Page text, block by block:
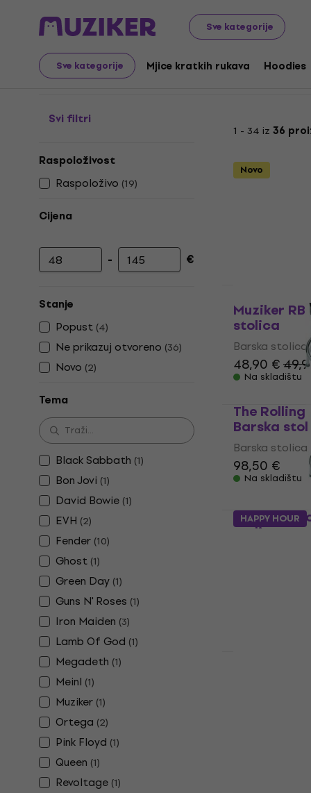
Sve kategorije
Sve kategorije Mjice kratkih rukava Hoodies
Merch Glazbena roba Barske stolice
Barske stolice
Svi filtri
Raspoloživost
Raspoloživo (19)
Cijena
Najniža cijena
- Najviša cijena
€
Stanje
Popust (4)
Ne prikazuj otvoreno (36)
Novo (2)
Tema
Black Sabbath (1)
Bon Jovi (1)
David Bowie (1)
EVH (2)
Fender (10)
Ghost (1)
Green Day (1)
Guns N' Roses (1)
Iron Maiden (3)
Lamb Of God (1)
Megadeth (1)
Meinl (1)
Muziker (1)
Ortega (2)
Pink Floyd (1)
Queen (1)
Revoltage (1)
1 - 34 iz 36
Novo
Muziker
stolica
Barska stolica
48,90 €
Na skladištu
The Rolling
Barska
Barska stolica
98,50 €
Na skladištu
Lamb Of
stolica
HAPPY HOUR